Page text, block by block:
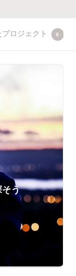
ロジェクト 0
う